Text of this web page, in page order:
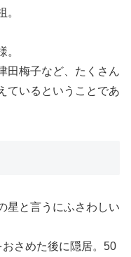
。
。
田梅子など、たくさん
ているということであ
星と言うにふさわしい
さめた後に隠居。50